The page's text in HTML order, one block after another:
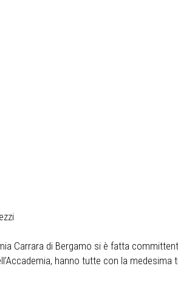
Carrara di Bergamo si è fatta
hanno tutte con la